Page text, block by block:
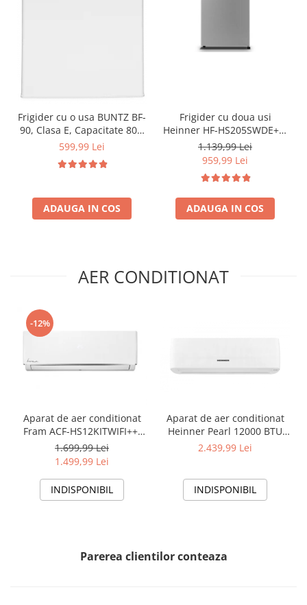
Frigider cu o usa BUNTZ BF-
90, Clasa E, Capacitate 80L,
Iluminare interioara,
cm, Alb
599,99 Lei
ADAUGA IN COS
Frigider cu doua usi
Heinner HF-HS205SWDE++,
206 l, Dozator de apa,
Iluminare LED, H 143.4 cm,
Clasa E, Argintiu
1.139,99 Lei
959,99 Lei
ADAUGA IN COS
AER CONDITIONAT
-12%
Aparat de aer conditionat
Fram ACF-HS12KITWIFI++,
12000 BTU, Wifi, Kit
instalare inclus, Functie
Sleep, Clasa A++
1.699,99 Lei
1.499,99 Lei
INDISPONIBIL
Aparat de aer conditionat
Heinner Pearl 12000 BTU
Wi-Fi, Clasa A+++/A+++, AI
alb
2.439,99 Lei
INDISPONIBIL
Parerea clientilor conteaza